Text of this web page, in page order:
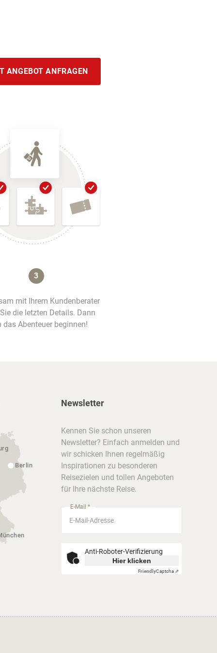
ANGEBOT ANFRAGEN
3
mit Ihrem Kundenberater
die letzten Details. Dann
das Abenteuer beginnen!
Berlin
Newsletter
Kennen Sie schon unseren
Newsletter? Einfach anmelden und
wir schicken Ihnen regelmäßig
Inspirationen zu besonderen
Reisezielen und tollen Angeboten
für Ihre nächste Reise.
E-Mail *
Anti-Roboter-Verifizierung
Hier klicken
FriendlyCaptcha ⇗